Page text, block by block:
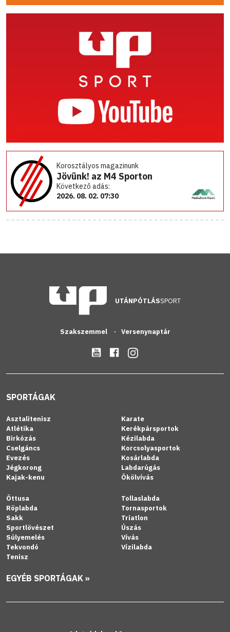
Korosztályos magazinunk
Jövünk! az M4 Sporton
Következő adás:
2026. 08. 02. 07:30
UTÁNPÓTLÁSSPORT
Szakszemmel Versenynaptár
SPORTÁGAK
Asztalitenisz
Atlétika
Birkózás
Cselgáncs
Evezés
Jégkorong
Kajak-kenu
Karate
Kerékpársportok
Kézilabda
Korcsolyasportok
Kosárlabda
Labdarúgás
Ökölvívás
Öttusa
Röplabda
Sakk
Sportlövészet
Súlyemelés
Tekvondó
Tenisz
Tollaslabda
Tornasportok
Triatlon
Úszás
Vívás
Vízilabda
EGYÉB SPORTÁGAK »